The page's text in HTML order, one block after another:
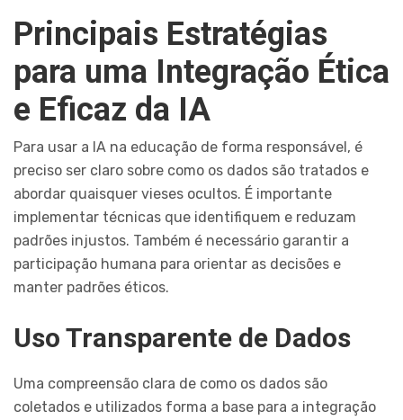
Principais Estratégias
para uma Integração Ética
e Eficaz da IA
Para usar a IA na educação de forma responsável, é
preciso ser claro sobre como os dados são tratados e
abordar quaisquer vieses ocultos. É importante
implementar técnicas que identifiquem e reduzam
padrões injustos. Também é necessário garantir a
participação humana para orientar as decisões e
manter padrões éticos.
Uso Transparente de Dados
Uma compreensão clara de como os dados são
coletados e utilizados forma a base para a integração